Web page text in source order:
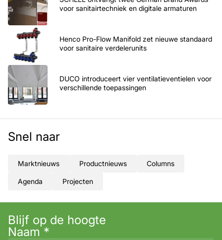
voor sanitairtechniek en digitale armaturen
Henco Pro-Flow Manifold zet nieuwe standaard
voor sanitaire verdelerunits
DUCO introduceert vier ventilatieventielen voor
verschillende toepassingen
Snel naar
Marktnieuws Productnieuws Columns
Agenda Projecten
Blijf op de hoogte
Naam *